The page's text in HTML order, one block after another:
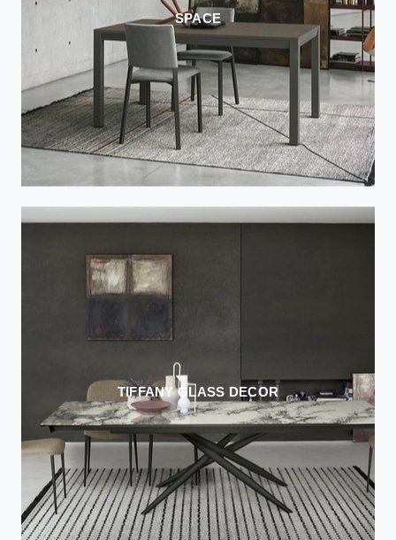
SPACE
TIFFANY GLASS DECOR